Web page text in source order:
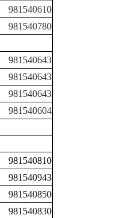
981540610
981540780
981540643
981540643
981540643
981540604
981540810
981540943
981540850
981540830